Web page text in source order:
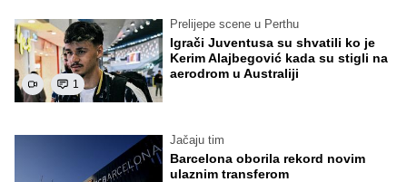
1
Prelijepe scene u Perthu
Igrači Juventusa su shvatili ko je
Kerim Alajbegović kada su stigli na
aerodrom u Australiji
Jačaju tim
Barcelona oborila rekord novim
ulaznim transferom